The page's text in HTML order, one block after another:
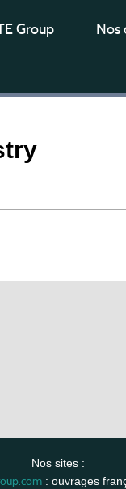
Group Nos
Nos sites :
: ouvrages